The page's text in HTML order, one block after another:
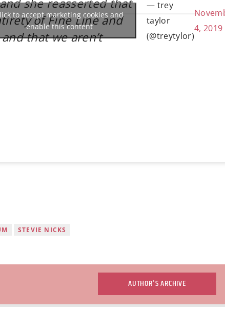
she reasserted that
of Fine Line and
that we aren’t
— trey
taylor
(@treytylor)
4, 2019
to accept marketing cookies and
enable this content
STEVIE NICKS
AUTHOR'S ARCHIVE